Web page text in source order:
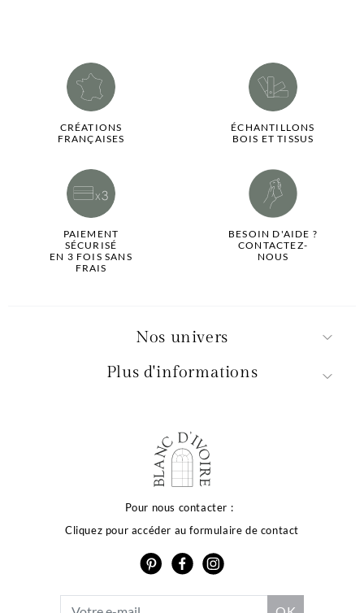
CRÉATIONS
FRANÇAISES
ÉCHANTILLONS
BOIS ET TISSUS
PAIEMENT
SÉCURISÉ
EN 3 FOIS SANS
FRAIS
BESOIN D'AIDE ?
CONTACTEZ-
NOUS
Nos univers
Pour nous contacter :
Cliquez pour accéder au formulaire de contact
Plus d'informations
qualité de votre
dépend
vos choix
site utilise des cookies ou des technologies similaires
d’intérêt, vous garantir une meilleure expérience
et réaliser des statistiques de visites.